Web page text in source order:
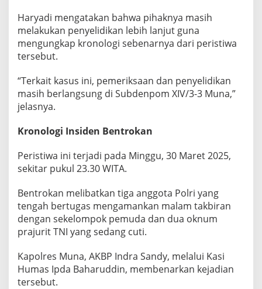
u
m
P
r
u
r
i
i
a
n
g
a
p
Haryadi mengatakan bahwa pihaknya masih
melakukan penyelidikan lebih lanjut guna
mengungkap kronologi sebenarnya dari peristiwa
tersebut.
“Terkait kasus ini, pemeriksaan dan penyelidikan
masih berlangsung di Subdenpom XIV/3-3 Muna,”
jelasnya.
Kronologi Insiden Bentrokan
Peristiwa ini terjadi pada Minggu, 30 Maret 2025,
sekitar pukul 23.30 WITA.
Bentrokan melibatkan tiga anggota Polri yang
tengah bertugas mengamankan malam takbiran
dengan sekelompok pemuda dan dua oknum
prajurit TNI yang sedang cuti.
Kapolres Muna, AKBP Indra Sandy, melalui Kasi
Humas Ipda Baharuddin, membenarkan kejadian
tersebut.